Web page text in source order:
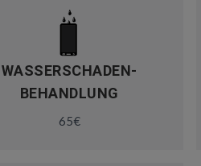
WASSERSCHADEN-
BEHANDLUNG
65€